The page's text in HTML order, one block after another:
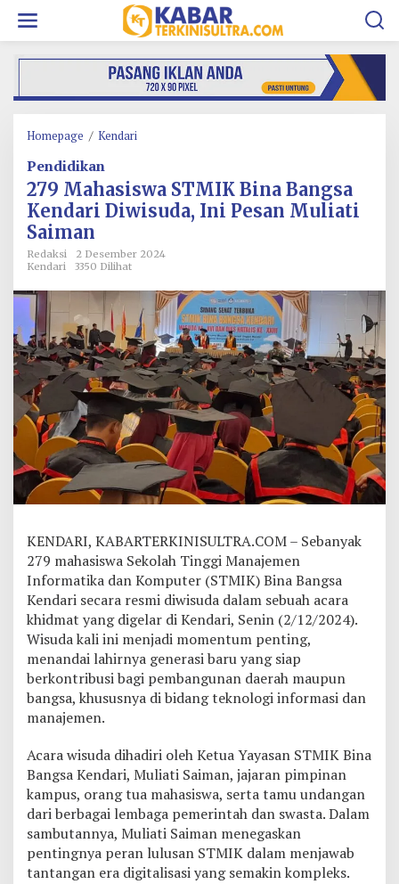
w
Homepage / Kendari
M
a
h
s
w
a
S
T
M
I
K
B
i
n
B
a
n
s
a
K
e
n
d
r
i
D
i
u
d
a
,
n
i
P
Pendidikan
279 Mahasiswa STMIK Bina Bangsa
Kendari Diwisuda, Ini Pesan Muliati
Saiman
Redaksi
2 Desember 2024
Kendari
3350 Dilihat
KENDARI, KABARTERKINISULTRA.COM – Sebanyak
279 mahasiswa Sekolah Tinggi Manajemen
Informatika dan Komputer (STMIK) Bina Bangsa
Kendari secara resmi diwisuda dalam sebuah acara
khidmat yang digelar di Kendari, Senin (2/12/2024).
Wisuda kali ini menjadi momentum penting,
menandai lahirnya generasi baru yang siap
berkontribusi bagi pembangunan daerah maupun
bangsa, khususnya di bidang teknologi informasi dan
manajemen.
Acara wisuda dihadiri oleh Ketua Yayasan STMIK Bina
Bangsa Kendari, Muliati Saiman, jajaran pimpinan
kampus, orang tua mahasiswa, serta tamu undangan
dari berbagai lembaga pemerintah dan swasta. Dalam
sambutannya, Muliati Saiman menegaskan
pentingnya peran lulusan STMIK dalam menjawab
tantangan era digitalisasi yang semakin kompleks.